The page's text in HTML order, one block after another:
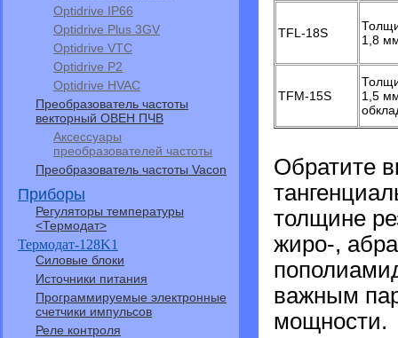
Optidrive IP66
Optidrive Plus 3GV
Optidrive VTC
Optidrive P2
Optidrive HVAC
Преобразователь частоты
векторный ОВЕН ПЧВ
Аксессуары
преобразователей частоты
Преобразователь частоты Vacon
Приборы
Регуляторы температуры
<Термодат>
Термодат-128K1
Силовые блоки
Источники питания
Программируемые электронные
счетчики импульсов
Реле контроля
TFL-18S
1,8
TFM-15S
1,5
Обратите
толщине
жиро-,
важным
мощности.